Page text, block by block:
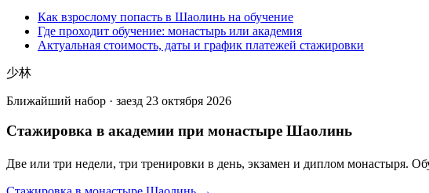
Как взрослому попасть в Шаолинь на обучение
Где проходит обучение: монастырь или академия
Актуальная стоимость, даты и график платежей стажировки
少林
Ближайший набор · заезд 23 октября 2026
Стажировка в академии при монастыре Шаолинь
Две или три недели, три тренировки в день, экзамен и диплом монастыря.